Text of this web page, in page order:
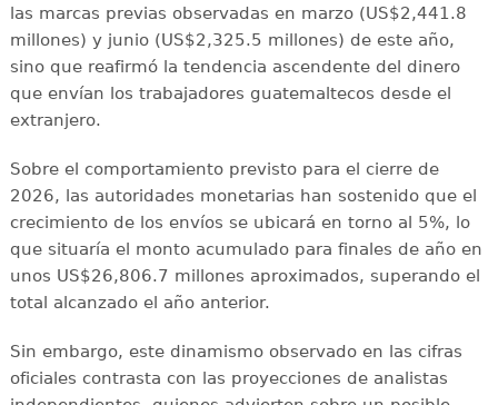
las marcas previas observadas en marzo (US$2,441.8
millones) y junio (US$2,325.5 millones) de este año,
sino que reafirmó la tendencia ascendente del dinero
que envían los trabajadores guatemaltecos desde el
extranjero.
Sobre el comportamiento previsto para el cierre de
2026, las autoridades monetarias han sostenido que el
crecimiento de los envíos se ubicará en torno al 5%, lo
que situaría el monto acumulado para finales de año en
unos US$26,806.7 millones aproximados, superando el
total alcanzado el año anterior.
Sin embargo, este dinamismo observado en las cifras
oficiales contrasta con las proyecciones de analistas